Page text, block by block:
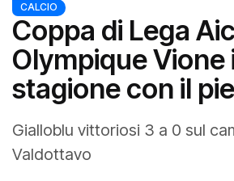
CALCIO
Coppa di Lega
Olympique Vione
stagione con il
Gialloblu vittoriosi 3 a 0 sul
Valdottavo